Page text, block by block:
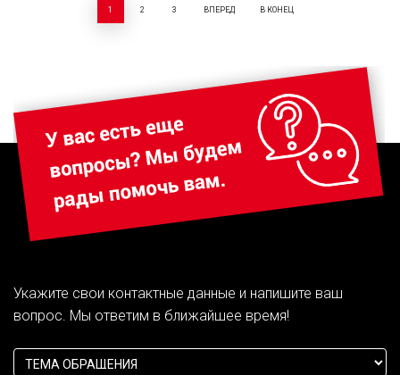
1 2 3 ВПЕРЕД В КОНЕЦ
Укажите свои контактные данные и напишите ваш
вопрос. Мы ответим в ближайшее время!